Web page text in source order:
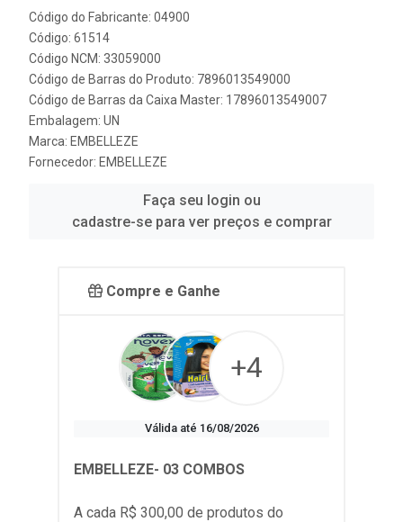
Código do Fabricante: 04900
Código: 61514
Código NCM: 33059000
Código de Barras do Produto: 7896013549000
Código de Barras da Caixa Master: 17896013549007
Embalagem: UN
Marca: EMBELLEZE
Fornecedor: EMBELLEZE
Faça seu login ou
cadastre-se para ver preços e comprar
Compre e Ganhe
+4
Válida até 16/08/2026
EMBELLEZE- 03 COMBOS
A cada R$ 300,00 de produtos do